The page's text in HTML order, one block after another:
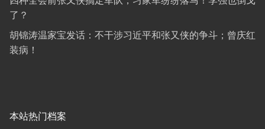
了？
胡锦涛温家宝发话：不干涉习近平和张又侠的争斗；曾庆红
装病！
本站热门档案